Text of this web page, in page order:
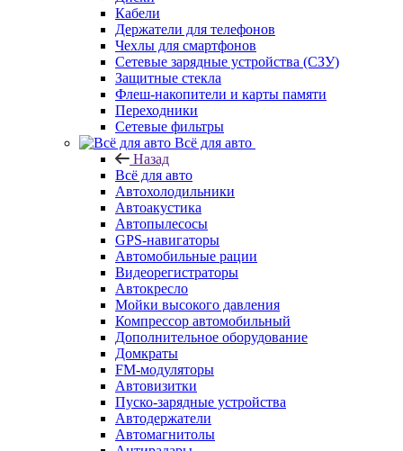
Кабели
Держатели для телефонов
Чехлы для смартфонов
Сетевые зарядные устройства (СЗУ)
Защитные стекла
Флеш-накопители и карты памяти
Переходники
Сетевые фильтры
Всё для авто
Назад
Всё для авто
Автохолодильники
Автоакустика
Автопылесосы
GPS-навигаторы
Автомобильные рации
Видеорегистраторы
Автокресло
Мойки высокого давления
Компрессор автомобильный
Дополнительное оборудование
Домкраты
FM-модуляторы
Автовизитки
Пуско-зарядные устройства
Автодержатели
Автомагнитолы